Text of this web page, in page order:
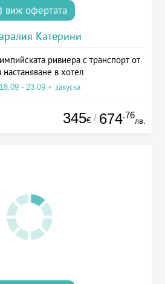
виж офертата
Катерини
ривиера с транспорт от
настаняване в хотел
- 23.09 + закуска
345€ / 674.76
лв.